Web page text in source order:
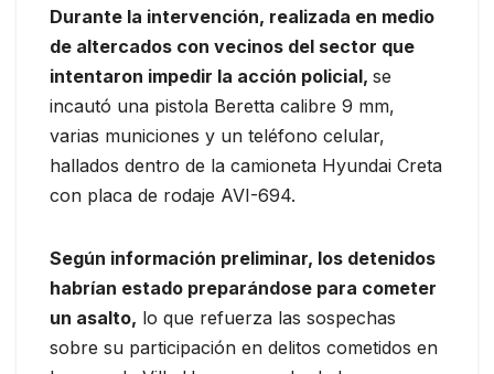
Durante la intervención, realizada en medio
de altercados con vecinos del sector que
intentaron impedir la acción policial, se
incautó una pistola Beretta calibre 9 mm,
varias municiones y un teléfono celular,
hallados dentro de la camioneta Hyundai Creta
con placa de rodaje AVI-694.
Según información preliminar, los detenidos
habrían estado preparándose para cometer
un asalto, lo que refuerza las sospechas
sobre su participación en delitos cometidos en